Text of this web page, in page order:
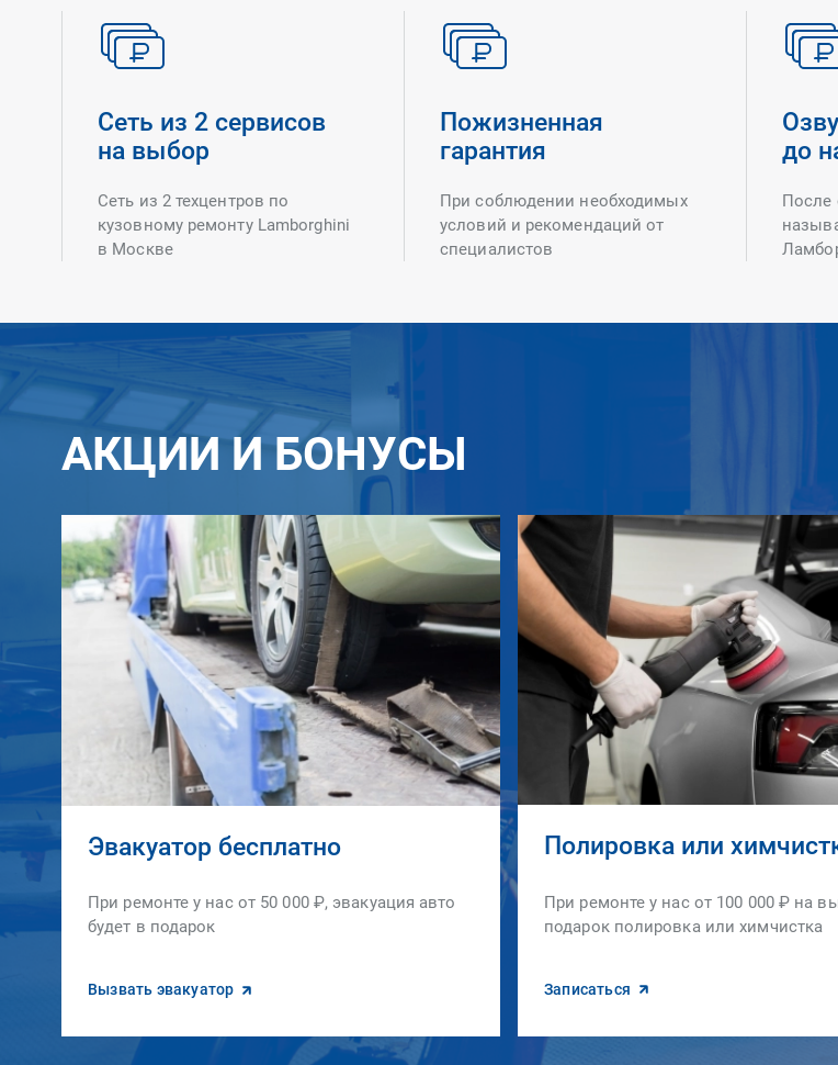
Сеть из 2 сервисов
на выбор
Сеть из 2 техцентров по
кузовному ремонту Lamborghini
в Москве
Пожизненная
гарантия
При соблюдении необходимых
условий и рекомендаций от
специалистов
до
После
АКЦИИ И БОНУСЫ
Эвакуатор бесплатно
При ремонте у нас от 50 000 ₽, эвакуация авто
будет в подарок
Вызвать эвакуатор
Полировка или
При ремонте у нас от 100 000 ₽ на
подарок полировка или химчистка
Записаться